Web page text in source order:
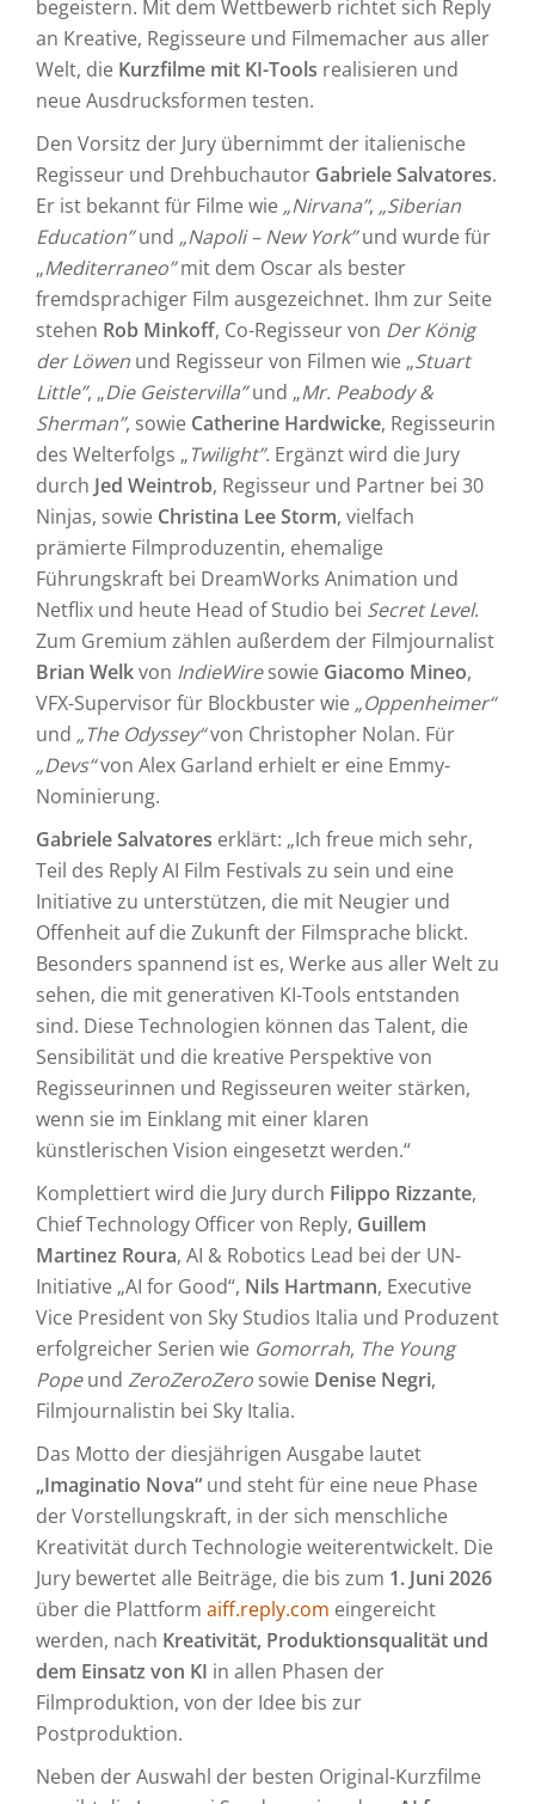
begeistern. Mit dem Wettbewerb richtet sich Reply
an Kreative, Regisseure und Filmemacher aus aller
Welt, die Kurzfilme mit KI-Tools realisieren und
neue Ausdrucksformen testen.
Den Vorsitz der Jury übernimmt der italienische
Regisseur und Drehbuchautor Gabriele Salvatores.
Er ist bekannt für Filme wie „Nirvana”, „Siberian
Education”und „Napoli – New York”und wurde für
„Mediterraneo”mit dem Oscar als bester
fremdsprachiger Film ausgezeichnet. Ihm zur Seite
stehen Rob Minkoff, Co-Regisseur von Der König
der Löwen und Regisseur von Filmen wie „Stuart
Little”, „Die Geistervilla”und „Mr. Peabody &
Sherman”, sowie Catherine Hardwicke, Regisseurin
des Welterfolgs „Twilight”. Ergänzt wird die Jury
durch Jed Weintrob, Regisseur und Partner bei 30
Ninjas, sowie Christina Lee Storm, vielfach
prämierte Filmproduzentin, ehemalige
Führungskraft bei DreamWorks Animation und
Netflix und heute Head of Studio bei Secret Level.
Zum Gremium zählen außerdem der Filmjournalist
Brian Welkvon IndieWiresowie Giacomo Mineo,
VFX-Supervisor für Blockbuster wie „Oppenheimer“
und „The Odyssey“von Christopher Nolan. Für
„Devs“von Alex Garland erhielt er eine Emmy-
Nominierung.
Gabriele Salvatores erklärt: „Ich freue mich sehr,
Teil des Reply AI Film Festivals zu sein und eine
Initiative zu unterstützen, die mit Neugier und
Offenheit auf die Zukunft der Filmsprache blickt.
Besonders spannend ist es, Werke aus aller Welt zu
sehen, die mit generativen KI-Tools entstanden
sind. Diese Technologien können das Talent, die
Sensibilität und die kreative Perspektive von
Regisseurinnen und Regisseuren weiter stärken,
wenn sie im Einklang mit einer klaren
künstlerischen Vision eingesetzt werden.“
Komplettiert wird die Jury durch Filippo Rizzante,
Chief Technology Officer von Reply, Guillem
Martinez Roura, AI & Robotics Lead bei der UN-
Initiative „AI for Good“, Nils Hartmann, Executive
Vice President von Sky Studios Italia und Produzent
erfolgreicher Serien wie Gomorrah, The Young
Popeund ZeroZeroZero sowie Denise Negri,
Filmjournalistin bei Sky Italia.
Das Motto der diesjährigen Ausgabe lautet
„Imaginatio Nova“ und steht für eine neue Phase
der Vorstellungskraft, in der sich menschliche
Kreativität durch Technologie weiterentwickelt. Die
Jury bewertet alle Beiträge, die bis zum 1. Juni 2026
über die Plattform aiff.reply.com eingereicht
werden, nach Kreativität, Produktionsqualität und
dem Einsatz von KI in allen Phasen der
Filmproduktion, von der Idee bis zur
Postproduktion.
Neben der Auswahl der besten Original-Kurzfilme